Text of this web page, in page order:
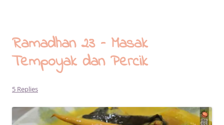
Ramadhan 23 – Masak
Tempoyak dan Percik
5 Replies